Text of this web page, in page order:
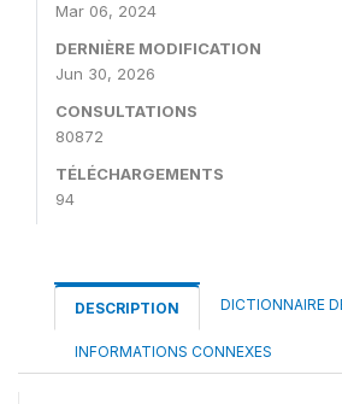
Mar 06, 2024
DERNIÈRE MODIFICATION
Jun 30, 2026
CONSULTATIONS
80872
TÉLÉCHARGEMENTS
94
DESCRIPTION DICTIONNAIRE
INFORMATIONS CONNEXES